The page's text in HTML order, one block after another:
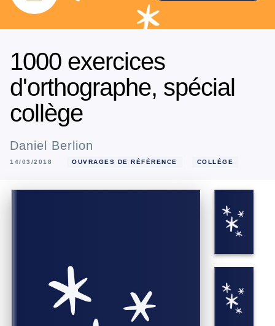
1000 exercices
d'orthographe, spécial
collège
Daniel Berlion
14/03/2018 OUVRAGES DE RÉFÉRENCE COLLÈGE